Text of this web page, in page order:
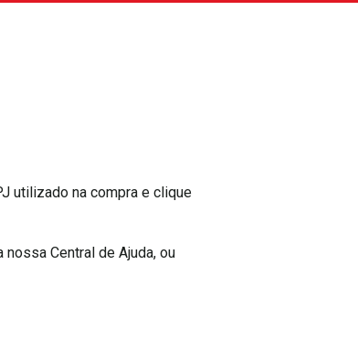
utilizado na compra e clique
Central de Ajuda, ou